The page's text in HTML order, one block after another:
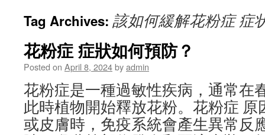
Tag Archives: 該如何緩解花粉症 症
花粉症 症狀如何預防？
Posted on April 8, 2024byadmin
花粉症是一種過敏性疾病，通常在
此時植物開始釋放花粉。花粉症
或皮膚時，免疫系統會產生異常反